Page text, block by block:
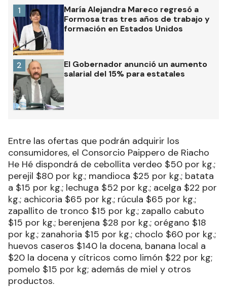
María Alejandra Mareco regresó a
Formosa tras tres años de trabajo y
formación en Estados Unidos
1
El Gobernador anunció un aumento
salarial del 15% para estatales
2
Entre las ofertas que podrán adquirir los
consumidores, el Consorcio Paippero de Riacho
He Hé dispondrá de cebollita verdeo $50 por kg.;
perejil $80 por kg.; mandioca $25 por kg.; batata
a $15 por kg.; lechuga $52 por kg.; acelga $22 por
kg.; achicoria $65 por kg.; rúcula $65 por kg.;
zapallito de tronco $15 por kg.; zapallo cabuto
$15 por kg.; berenjena $28 por kg.; orégano $18
por kg.; zanahoria $15 por kg.; choclo $60 por kg.;
huevos caseros $140 la docena, banana local a
$20 la docena y cítricos como limón $22 por kg;
pomelo $15 por kg; además de miel y otros
productos.